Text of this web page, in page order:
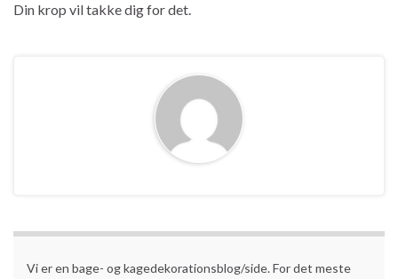
Din krop vil takke dig for det.
Vi er en bage- og kagedekorationsblog/side. For det meste